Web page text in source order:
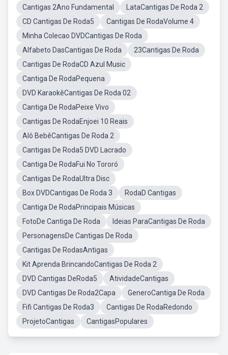
Cantigas 2Ano Fundamental
LataCantigas De Roda 2
CD Cantigas De Roda5
Cantigas De RodaVolume 4
Minha Colecao DVDCantigas De Roda
Alfabeto DasCantigas De Roda
23Cantigas De Roda
Cantigas De RodaCD Azul Music
Cantiga De RodaPequena
DVD KaraokêCantigas De Roda 02
Cantiga De RodaPeixe Vivo
Cantigas De RodaEnjoei 10 Reais
Alô BebêCantigas De Roda 2
Cantigas De Roda5 DVD Lacrado
Cantiga De RodaFui No Tororó
Cantigas De RodaUltra Disc
Box DVDCantigas De Roda 3
RodaD Cantigas
Cantiga De RodaPrincipais Músicas
FotoDe Cantiga De Roda
Ideias ParaCantigas De Roda
PersonagensDe Cantigas De Roda
Cantigas De RodasAntigas
Kit Aprenda BrincandoCantigas De Roda 2
DVD Cantigas DeRoda5
AtividadeCantigas
DVD Cantigas De Roda2Capa
GeneroCantiga De Roda
Fifi Cantigas De Roda3
Cantigas De RodaRedondo
ProjetoCantigas
CantigasPopulares